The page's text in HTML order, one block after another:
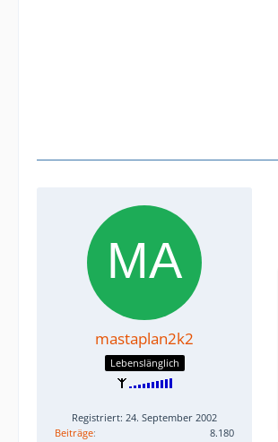
mastaplan2k2
Lebenslänglich
Registriert: 24. September 2002
Beiträge
8.180